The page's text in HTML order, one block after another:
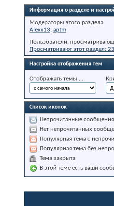
Информация о разделе и
Модераторы этого раздела
Alexx13, aptm
Пользователи,
Просматривают этот раздел: 23
Настройка отображения тем
Отображать темы ...
Список иконок
Непрочитанные сообщения
Нет непрочитанных
Популярная тема с
Популярная тема без
Тема закрыта
В этой теме есть ваши